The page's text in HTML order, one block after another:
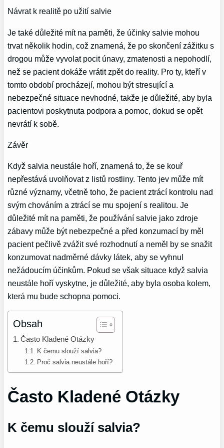
Návrat k realitě po užití salvie
Je také důležité mít na paměti, že účinky salvie mohou
trvat několik hodin, což znamená, že po skončení zážitku s
drogou může vyvolat pocit únavy, zmatenosti a nepohodlí,
než se pacient dokáže vrátit zpět do reality. Pro ty, kteří v
tomto období procházejí, mohou být stresující a
nebezpečné situace nevhodné, takže je důležité, aby byla
pacientovi poskytnuta podpora a pomoc, dokud se opět
nevrátí k sobě.
Závěr
Když salvia neustále hoří, znamená to, že se kouř
nepřestává uvolňovat z listů rostliny. Tento jev může mít
různé významy, včetně toho, že pacient ztrácí kontrolu nad
svým chováním a ztrácí se mu spojení s realitou. Je
důležité mít na paměti, že používání salvie jako zdroje
zábavy může být nebezpečné a před konzumací by měl
pacient pečlivě zvážit své rozhodnutí a neměl by se snažit
konzumovat nadměrné dávky látek, aby se vyhnul
nežádoucím účinkům. Pokud se však situace když salvia
neustále hoří vyskytne, je důležité, aby byla osoba kolem,
která mu bude schopna pomoci.
Obsah
Často Kladené Otázky
K čemu slouží salvia?
Proč salvia neustále hoří?
Často Kladené Otázky
K čemu slouží salvia?